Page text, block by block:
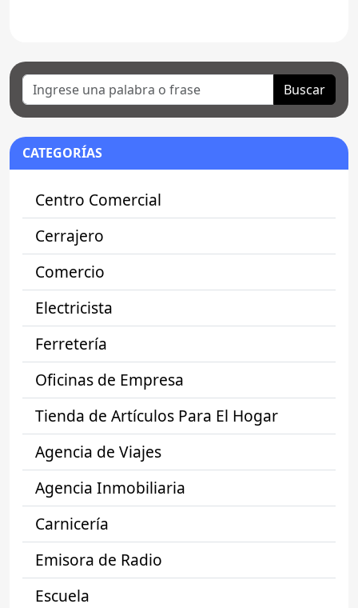
Buscar
CATEGORÍAS
Centro Comercial
Cerrajero
Comercio
Electricista
Ferretería
Oficinas de Empresa
Tienda de Artículos Para El Hogar
Agencia de Viajes
Agencia Inmobiliaria
Carnicería
Emisora de Radio
Escuela